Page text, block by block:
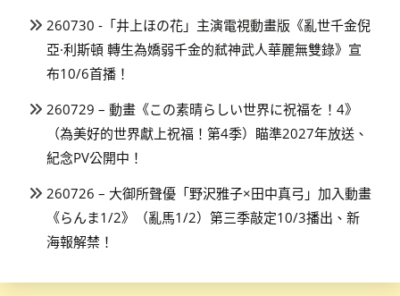
260730 -「井上ほの花」主演電視動畫版《亂世千金倪
亞·利斯頓 轉生為嬌弱千金的弒神武人華麗無雙錄》宣
布10/6首播！
260729 – 動畫《この素晴らしい世界に祝福を！4》
（為美好的世界獻上祝福！第4季）瞄準2027年放送、
紀念PV公開中！
260726 – 大御所聲優「野沢雅子×田中真弓」加入動畫
《らんま1/2》（亂馬1/2）第三季敲定10/3播出、新
海報解禁！